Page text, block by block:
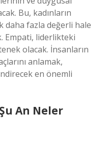
Bu, kadınların
fazla değerli hale
Empati, liderlikteki
olacak. İnsanların
anlamak,
en önemli
An Neler